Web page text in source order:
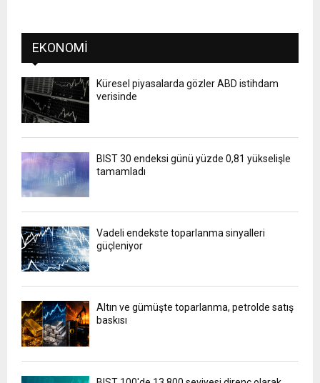
EKONOMI
Küresel piyasalarda gözler ABD istihdam
verisinde
BIST 30 endeksi günü yüzde 0,81 yükselişle
tamamladı
Vadeli endekste toparlanma sinyalleri
güçleniyor
Altın ve gümüşte toparlanma, petrolde satış
baskısı